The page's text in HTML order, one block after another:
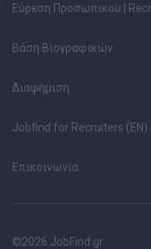
Εύρεση Προσωπικού |
Βάση Βιογραφικών
Διαφήμιση
Jobfind for Recruiters (EN)
Επικοινωνία
©2026 JobFind.gr